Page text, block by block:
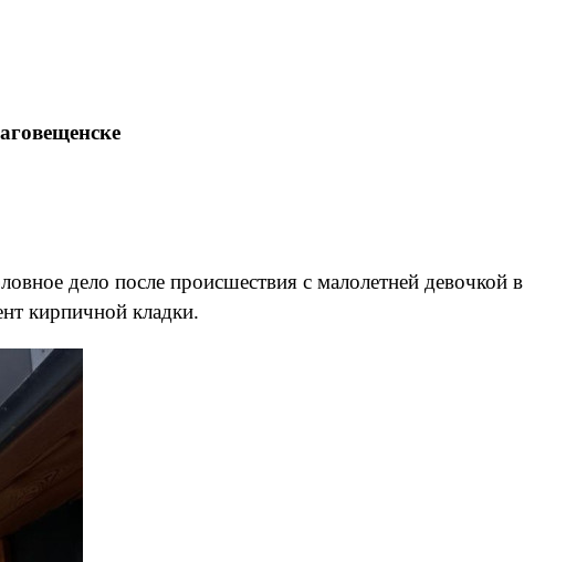
дело после происшествия с малолетней девочкой в
кирпичной кладки.